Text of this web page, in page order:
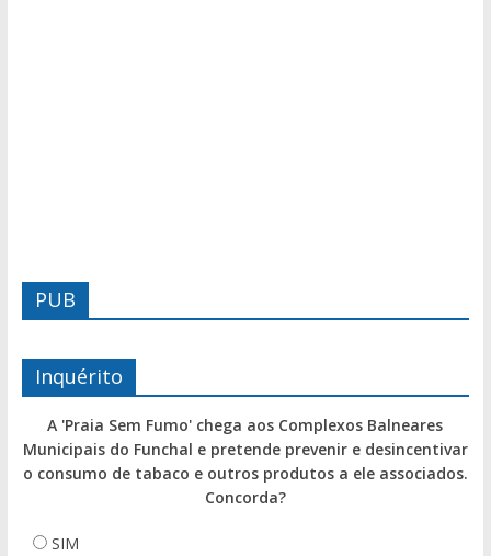
PUB
Inquérito
A 'Praia Sem Fumo' chega aos Complexos Balneares
Municipais do Funchal e pretende prevenir e desincentivar
o consumo de tabaco e outros produtos a ele associados.
Concorda?
SIM